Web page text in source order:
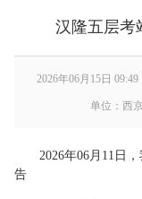
汉隆五层考
2026年06月15日
单位：西
2026年06月11日
告